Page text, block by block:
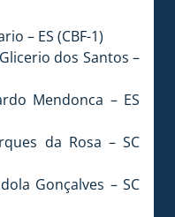
– ES (CBF-1)
dos Santos –
Mendonca – ES
da Rosa – SC
Gonçalves – SC